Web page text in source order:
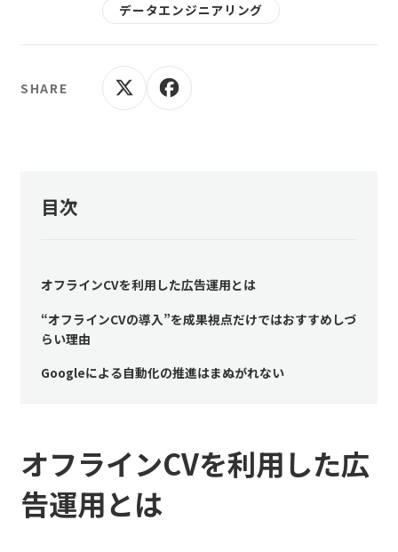
目次
オフラインCVを利用した広告運用とは
“オフラインCVの導入”を成果視点だけではおすすめしづ
らい理由
Googleによる自動化の推進はまぬがれない
オフラインCVを利用した広
告運用とは
データエンジニアリング
SHARE